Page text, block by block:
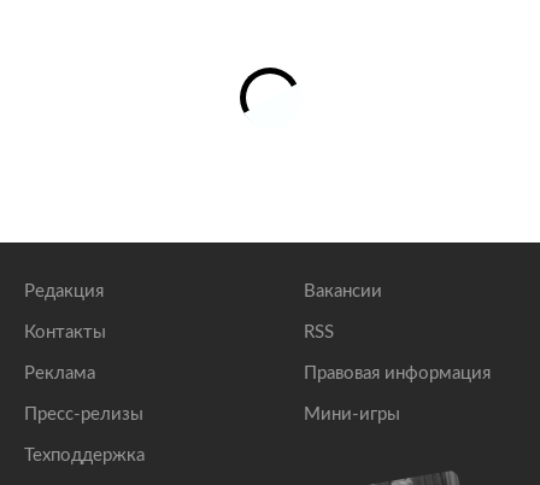
Редакция
Контакты
Реклама
Пресс-релизы
Техподдержка
Вакансии
RSS
Правовая информация
Мини-игры